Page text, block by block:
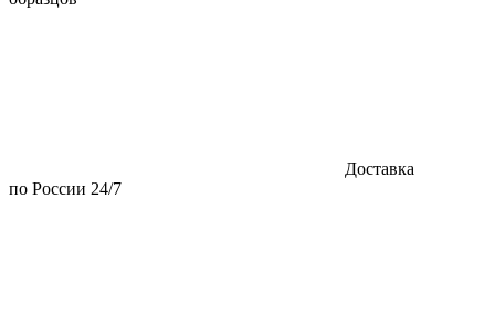
Доставка
по России 24/7